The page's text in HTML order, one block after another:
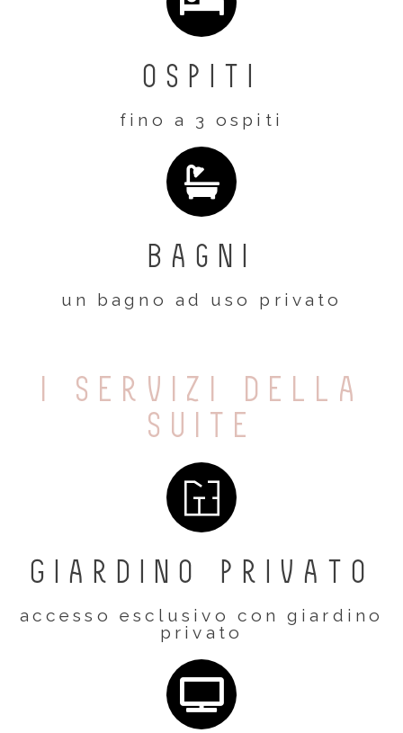
ospiti
fino a 3 ospiti
bagni
un bagno ad uso privato
i servizi della
suite
Giardino privato
accesso esclusivo con giardino
privato